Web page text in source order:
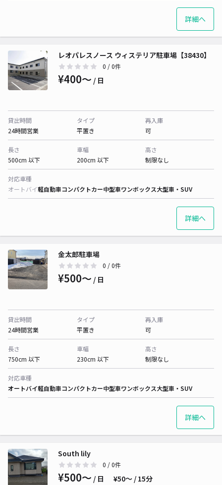
詳細へ
レオパレスノース ウィステリア駐車場【38430】
0 / 0件
¥400〜 / 日
貸出時間
24時間営業
タイプ
平置き
再入庫
可
長さ
500cm 以下
車幅
200cm 以下
高さ
制限なし
対応車種
オートバイ軽自動車コンパクトカー中型車ワンボックス大型車・SUV
詳細へ
金太郎駐車場
0 / 0件
¥500〜 / 日
貸出時間
24時間営業
タイプ
平置き
再入庫
可
長さ
750cm 以下
車幅
230cm 以下
高さ
制限なし
対応車種
オートバイ軽自動車コンパクトカー中型車ワンボックス大型車・SUV
詳細へ
South lily
0 / 0件
¥500〜 / 日 ¥50〜 / 15分